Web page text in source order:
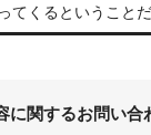
てくるということだ
に関するお問い合